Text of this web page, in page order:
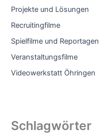
Projekte und Lösungen
Recruitingfilme
Spielfilme und Reportagen
Veranstaltungsfilme
Videowerkstatt Öhringen
Schlagwörter